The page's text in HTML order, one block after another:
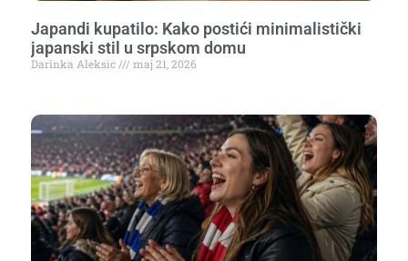
Japandi kupatilo: Kako postići minimalistički
japanski stil u srpskom domu
Darinka Aleksic maj 21, 2026